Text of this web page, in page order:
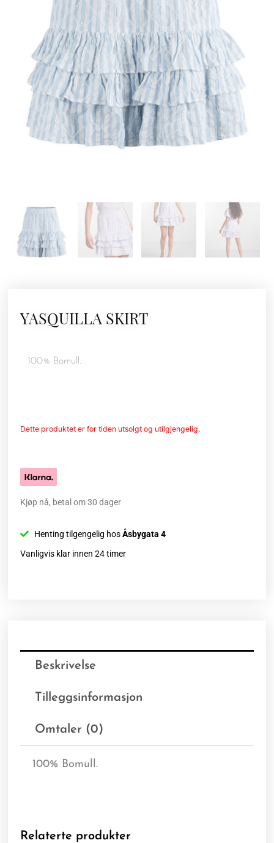
YASQUILLA SKIRT
100% Bomull.
Dette produktet er for tiden utsolgt og utilgjengelig.
Kjøp nå, betal om 30 dager
Henting tilgengelig hosÅsbygata 4
Vanligvis klar innen 24 timer
Beskrivelse
Tilleggsinformasjon
Omtaler (0)
100% Bomull.
Relaterte produkter